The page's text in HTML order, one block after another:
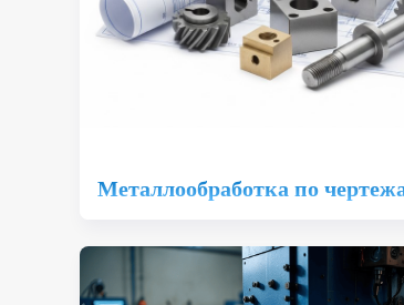
Металлообработка по